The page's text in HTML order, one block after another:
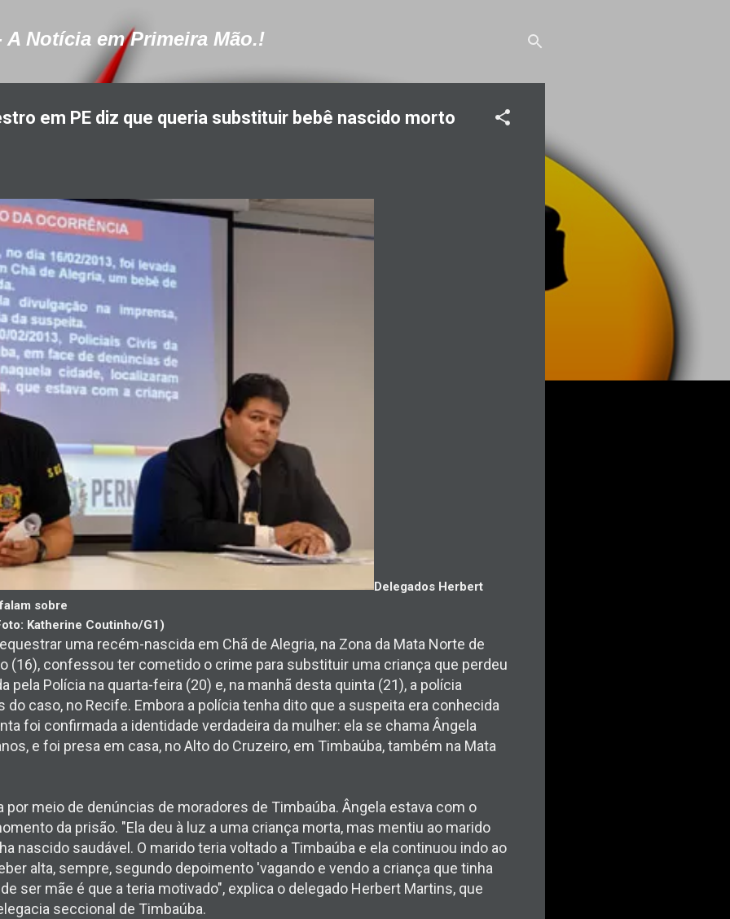
A Notícia em Primeira Mão.!
em PE diz que queria substituir bebê nascido morto
Delegados Herbert
sobre
Katherine Coutinho/G1)
uma recém-nascida em Chã de Alegria, na Zona da Mata Norte de
(16), confessou ter cometido o crime para substituir uma criança que perdeu
pela Polícia na quarta-feira (20) e, na manhã desta quinta (21), a polícia
do caso, no Recife. Embora a polícia tenha dito que a suspeita era conhecida
foi confirmada a identidade verdadeira da mulher: ela se chama Ângela
e foi presa em casa, no Alto do Cruzeiro, em Timbaúba, também na Mata
por meio de denúncias de moradores de Timbaúba. Ângela estava com o
da prisão. "Ela deu à luz a uma criança morta, mas mentiu ao marido
nascido saudável. O marido teria voltado a Timbaúba e ela continuou indo ao
alta, sempre, segundo depoimento 'vagando e vendo a criança que tinha
ser mãe é que a teria motivado", explica o delegado Herbert Martins, que
seccional de Timbaúba.